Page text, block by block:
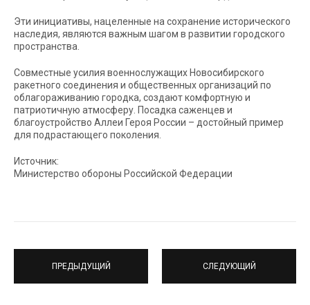
Эти инициативы, нацеленные на сохранение исторического
наследия, являются важным шагом в развитии городского
пространства.
Совместные усилия военнослужащих Новосибирского
ракетного соединения и общественных организаций по
облагораживанию городка, создают комфортную и
патриотичную атмосферу. Посадка саженцев и
благоустройство Аллеи Героя России – достойный пример
для подрастающего поколения.
Источник:
Министерство обороны Российской Федерации
ПРЕДЫДУЩИЙ СЛЕДУЮЩИЙ